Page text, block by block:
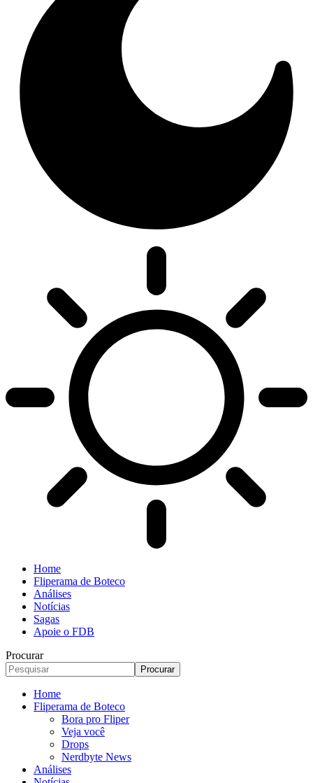
Home
Fliperama de Boteco
Análises
Notícias
Sagas
Apoie o FDB
Procurar
Home
Fliperama de Boteco
Bora pro Fliper
Veja você
Drops
Nerdbyte News
Análises